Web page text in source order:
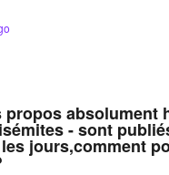
propos absolument
- sont
jours,comment